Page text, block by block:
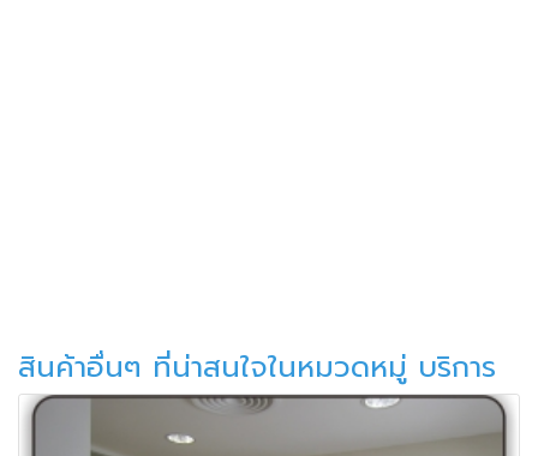
สินค้าอื่นๆ ที่น่าสนใจในหมวดหมู่ บริการ